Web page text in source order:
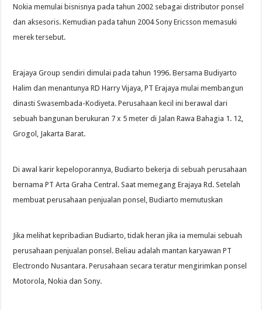
Nokia memulai bisnisnya pada tahun 2002 sebagai distributor ponsel
dan aksesoris. Kemudian pada tahun 2004 Sony Ericsson memasuki
merek tersebut.
Erajaya Group sendiri dimulai pada tahun 1996. Bersama Budiyarto
Halim dan menantunya RD Harry Vijaya, PT Erajaya mulai membangun
dinasti Swasembada-Kodiyeta. Perusahaan kecil ini berawal dari
sebuah bangunan berukuran 7 x 5 meter di Jalan Rawa Bahagia 1. 12,
Grogol, Jakarta Barat.
Di awal karir kepeloporannya, Budiarto bekerja di sebuah perusahaan
bernama PT Arta Graha Central. Saat memegang Erajaya Rd. Setelah
membuat perusahaan penjualan ponsel, Budiarto memutuskan
Jika melihat kepribadian Budiarto, tidak heran jika ia memulai sebuah
perusahaan penjualan ponsel. Beliau adalah mantan karyawan PT
Electrondo Nusantara. Perusahaan secara teratur mengirimkan ponsel
Motorola, Nokia dan Sony.